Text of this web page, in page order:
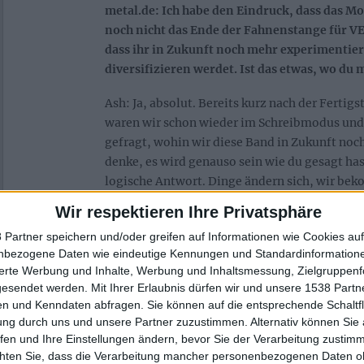
Wir respektieren Ihre Privatsphäre
Partner speichern und/oder greifen auf Informationen wie Cookies
Daten wie eindeutige Kennungen und
Werbung und Inhalte, Werbung und Inhaltsmessung,
werden.
Mit Ihrer Erlaubnis dürfen wir und unsere 1538
und Kenndaten abfragen. Sie können auf die entsprechende
durch uns und unsere Partner zuzustimmen. Alternativ können Sie
und Ihre Einstellungen ändern, bevor Sie der Verarbeitung
Sie, dass die Verarbeitung mancher personenbezogenen Daten
metal.de: Ich habe den Eindruck, dass das
noch nicht das Ende der Fahnenstange für
dass ihr in Zukunft noch mehr
diversifizieren werdet. Ist das etwas, wo du
Ash: Ja, absolut. Bereits kurz nach der
waren wir schon wieder im Schreibmodus
gefragt, wohin wir diese Band in Zukunft
denke, es wird genauso sein wie du gesagt
logische Antwort. Dinge ändern sich, wir
metal.de: Was das Touren angeht, wenn es
natürlich, gibt es spezielle Bands mit denen
möchtest?
Ash: Es gibt wahnsinnig viele Bands mit
würde. Es gibt auch viele tolle neue Bands,
gemeinsame Tour machen würden, egal ob